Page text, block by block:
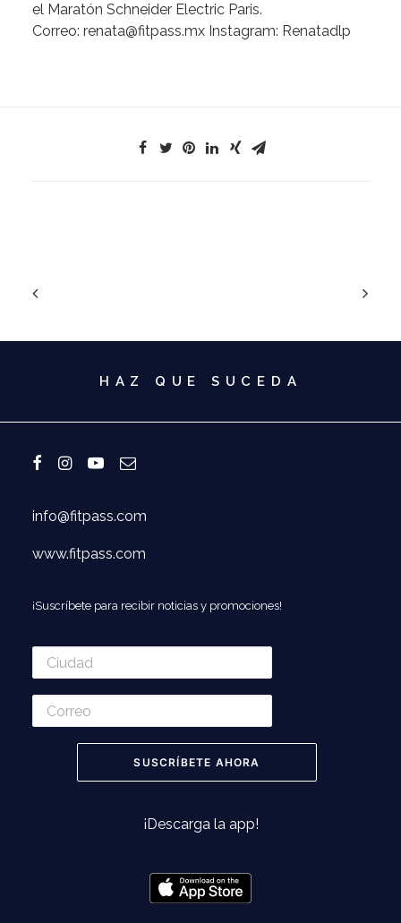
el Maratón Schneider Electric Paris.
Correo: renata@fitpass.mx Instagram: Renatadlp
HAZ QUE SUCEDA
info@fitpass.com
www.fitpass.com
¡Suscríbete para recibir noticias y promociones!
¡Descarga la app!